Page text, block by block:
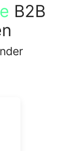
B2B